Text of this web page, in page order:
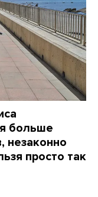
больше
незаконно
просто так